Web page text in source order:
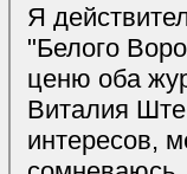
Я
"Белого
ценю оба
Виталия
интересов,